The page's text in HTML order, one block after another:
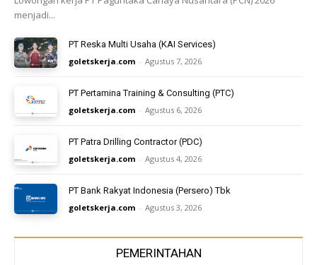
menjadi...
PT Reska Multi Usaha (KAI Services)
goletskerja.com - Agustus 7, 2026
PT Pertamina Training & Consulting (PTC)
goletskerja.com - Agustus 6, 2026
PT Patra Drilling Contractor (PDC)
goletskerja.com - Agustus 4, 2026
PT Bank Rakyat Indonesia (Persero) Tbk
goletskerja.com - Agustus 3, 2026
PEMERINTAHAN